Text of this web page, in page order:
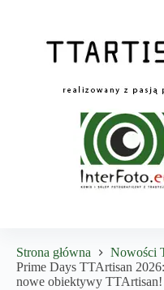
Strona główna
Nowości
Prime Days TTArtisan
nowe obiektywy TTArtisan!